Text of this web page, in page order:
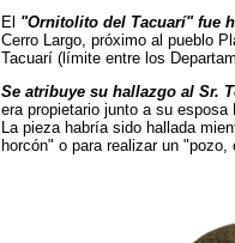
El "Ornitolito del Tacuarí" fue
Cerro Largo, próximo al pueblo
Tacuarí (límite entre los
Se atribuye su hallazgo al Sr.
era propietario junto a su
La pieza habría sido hallada
horcón" o para realizar un